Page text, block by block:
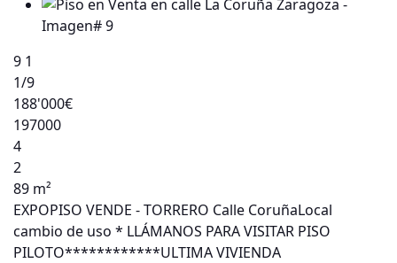
9 1
1/9
188'000€
197000
4
2
89 m²
EXPOPISO VENDE - TORRERO Calle CoruñaLocal
cambio de uso * LLÁMANOS PARA VISITAR PISO
PILOTO************ULTIMA VIVIENDA